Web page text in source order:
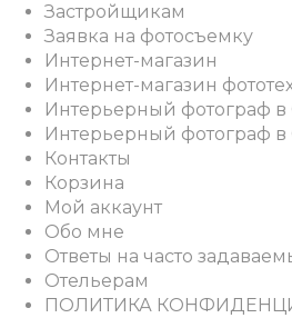
Застройщикам
Заявка на фотосъемку
Интернет-магазин
Интернет-магазин
Интерьерный фотограф
Интерьерный фотограф в
Контакты
Корзина
Мой аккаунт
Обо мне
Ответы на часто
Отельерам
ПОЛИТИКА